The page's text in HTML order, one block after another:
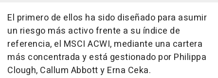
El primero de ellos ha sido diseñado para asumir
un riesgo más activo frente a su índice de
referencia, el MSCI ACWI, mediante una cartera
más concentrada y está gestionado por Philippa
Clough, Callum Abbott y Erna Ceka.